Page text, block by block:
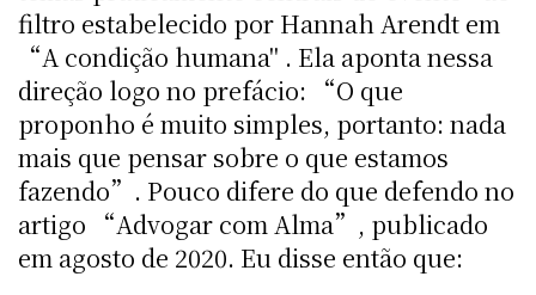
filtro estabelecido por Hannah Arendt em
“A condição humana" . Ela aponta nessa
direção logo no prefácio: “O que
proponho é muito simples, portanto: nada
mais que pensar sobre o que estamos
fazendo”. Pouco difere do que defendo no
artigo “Advogar com Alma”, publicado
em agosto de 2020. Eu disse então que: